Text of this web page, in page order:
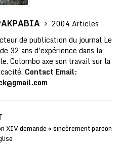
2004 Articles
de publication du journal Le
32 ans d'expérience dans la
Colombo axe son travail sur la
Contact Email:
XIV demande « sincèrement pardon